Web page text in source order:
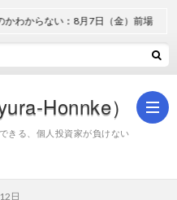
Honnke）
きる、個人投資家が負けない
らない：8月7日（金）前場
12日